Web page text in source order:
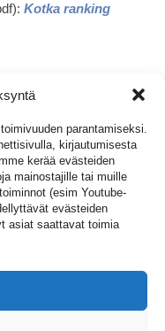
parantamiseksi.
kirjautumisesta
kerää evästeiden
mainostajille tai muille
(esim Youtube-
evästeiden
asiat saattavat toimia
Kotka ranking